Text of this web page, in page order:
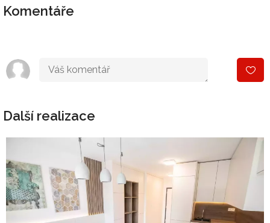
Komentáře
Další realizace